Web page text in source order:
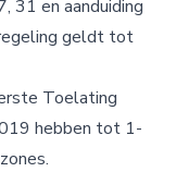
31 en aanduiding
geldt tot
Toelating
hebben tot 1-